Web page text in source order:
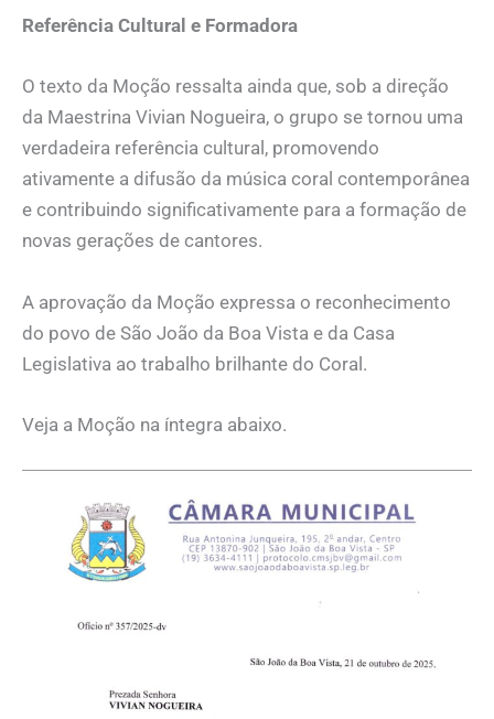
Referência Cultural e Formadora
O texto da Moção ressalta ainda que, sob a direção
da Maestrina Vivian Nogueira, o grupo se tornou uma
verdadeira referência cultural, promovendo
ativamente a difusão da música coral contemporânea
e contribuindo significativamente para a formação de
novas gerações de cantores.
A aprovação da Moção expressa o reconhecimento
do povo de São João da Boa Vista e da Casa
Legislativa ao trabalho brilhante do Coral.
Veja a Moção na íntegra abaixo.